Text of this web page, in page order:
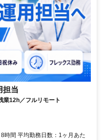
担当
業12h／フルリモート
時間 平均勤務日数：1ヶ月あた